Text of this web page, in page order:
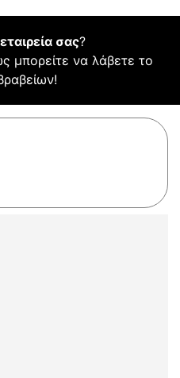
σας?
μπορείτε να λάβετε το